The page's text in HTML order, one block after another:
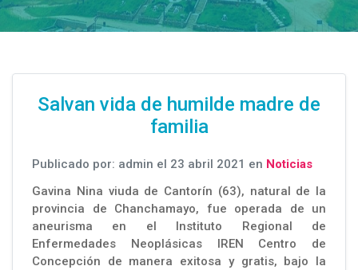
Salvan vida de humilde madre de
familia
Publicado por: admin el 23 abril 2021 en Noticias
Gavina Nina viuda de Cantorín (63), natural de la
provincia de Chanchamayo, fue operada de un
aneurisma en el Instituto Regional de
Enfermedades Neoplásicas IREN Centro de
Concepción de manera exitosa y gratis, bajo la